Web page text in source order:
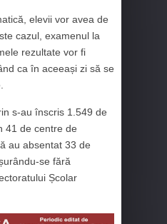
elevii vor avea de
cazul, examenul la
rezultate vor fi
ca în aceeași zi să se
s‑au înscris 1.549 de
41 de centre de
au absentat 33 de
se fără
Școlar